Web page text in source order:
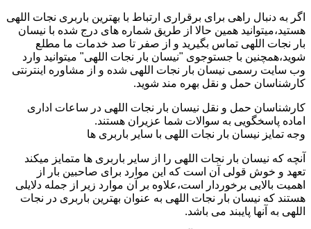
اگر به دنبال راهی برای برقراری ارتباط با بهترین باربری نجات اللهی
هستید،میتوانید همین حالا از طریق شماره های درج شده با نیسان
بار نجات اللهی تماس بگیرید و از صفر تا صد خدمات ما مطلع
شوید،همچنین با جستوجوی "نیسان بار نجات اللهی" میتوانید وارد
وب سایت رسمی نیسان بار نجات اللهی شده و از مشاوره اینترنتی
کارشناسان حمل و نقل بهره مند شوید.
کارشناسان حمل و نقل نیسان بار نجات اللهی در ساعات اداری
اماده پاسخگویی به سوالات شما عزیران هستند.
وجه تمایز نیسان بار نجات اللهی با سایر باربری ها
آنچه که نیسان بار نجات اللهی را از سایر باربری ها متمایز میکند
تعهد و خوش قولی آن است که این موارد برای صاحبین بار از
اهمیت بالایی برخوردار است،علاوه بر آن موارد زیر از جمله دلایلی
هستند که نیسان بار نجات اللهی به عنوان بهترین باربری در نجات
اللهی به آنها پایبند می باشد.